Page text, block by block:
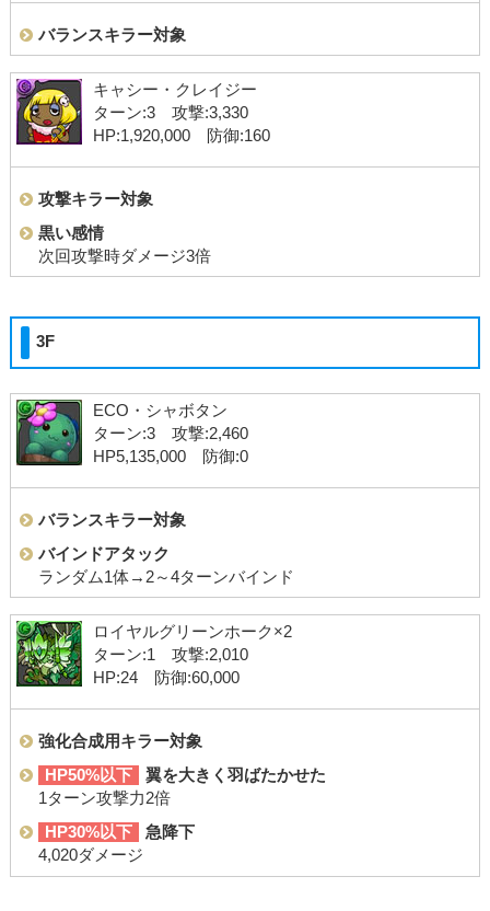
バランスキラー対象
キャシー・クレイジー
ターン:3 攻撃:3,330
HP:1,920,000 防御:160
攻撃キラー対象
黒い感情
次回攻撃時ダメージ3倍
3F
ECO・シャボタン
ターン:3 攻撃:2,460
HP5,135,000 防御:0
バランスキラー対象
バインドアタック
ランダム1体→2～4ターンバインド
ロイヤルグリーンホーク×2
ターン:1 攻撃:2,010
HP:24 防御:60,000
強化合成用キラー対象
HP50%以下
翼を大きく羽ばたかせた
1ターン攻撃力2倍
HP30%以下
急降下
4,020ダメージ